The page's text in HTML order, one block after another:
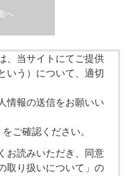
、当サイトにてご提供
いう）について、適切
情報の送信をお願いい
をご確認ください。
お読みいただき、同意
取り扱いについて」の